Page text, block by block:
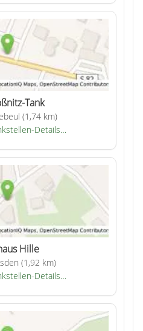
Tank
(1,74 km)
Details…
Hille
(1,92 km)
Details…